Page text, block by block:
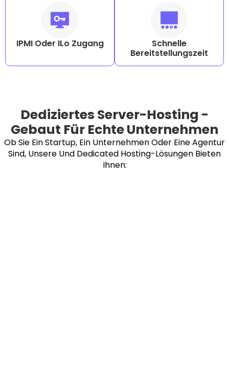
IPMI Oder ILo Zugang
Schnelle
Bereitstellungszeit
Dediziertes Server-Hosting -
Gebaut Für Echte Unternehmen
Ob Sie Ein Startup, Ein Unternehmen Oder Eine Agentur
Sind, Unsere Und Dedicated Hosting-Lösungen Bieten
Ihnen: